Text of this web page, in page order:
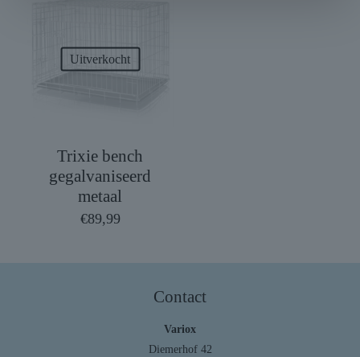
Uitverkocht
Trixie bench
gegalvaniseerd
metaal
€89,99
Contact
Variox
Diemerhof 42